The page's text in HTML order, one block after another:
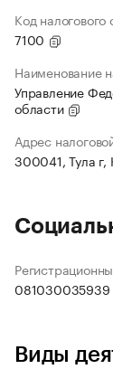
Код налогового
7100
Наименование
Управление
области
Адрес
300041, Тула г,
081030035939
Виды